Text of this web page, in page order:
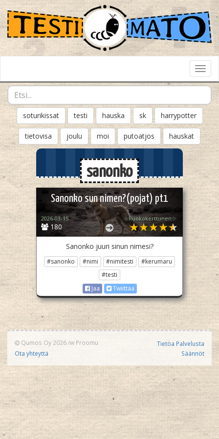
soturikissat testi hauska sk harrypotter
tietovisa joulu moi putoatjos hauskat
sanonko
Sanonko sun nimen?(pojat) pt1
180
2026-03-15 ☆Ruokokerttunen☆
Sanonko juuri sinun nimesi?
#sanonko #nimi #nimitesti
#kerumaru
#testi
Jaa
Twiittaa
Qumos Oy 2026/w Proomu
Ota yhteyttä
Tietoa Palvelusta
Säännöt